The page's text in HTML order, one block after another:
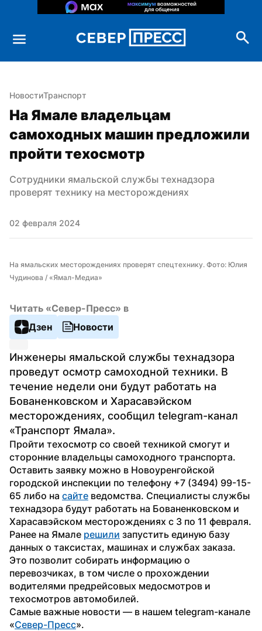
НовостиТранспорт
На Ямале владельцам
самоходных машин предложили
пройти техосмотр
Сотрудники ямальской службы технадзора
проверят технику на месторождениях
02 февраля 2024
На ямальских месторождениях проверят спецтехнику. Фото: Юлия
Чудинова / «Ямал-Медиа»
Читать «Север-Пресс» в
Дзен
Новости
Инженеры ямальской службы технадзора
проведут осмотр самоходной техники. В
течение недели они будут работать на
Бованенковском и Харасавэйском
месторождениях, сообщил telegram-канал
«Транспорт Ямала».
Пройти техосмотр со своей техникой смогут и
сторонние владельцы самоходного транспорта.
Оставить заявку можно в Новоуренгойской
городской инспекции по телефону +7 (3494) 99-15-
65 либо на сайте ведомства. Специалисты службы
технадзора будут работать на Бованенковском и
Харасавэйском месторождениях с 3 по 11 февраля.
Ранее на Ямале решили запустить единую базу
данных о таксистах, машинах и службах заказа.
Это позволит собирать информацию о
перевозчиках, в том числе о прохождении
водителями предрейсовых медосмотров и
техосмотров автомобилей.
Самые важные новости — в нашем telegram-канале
«Север-Пресс».